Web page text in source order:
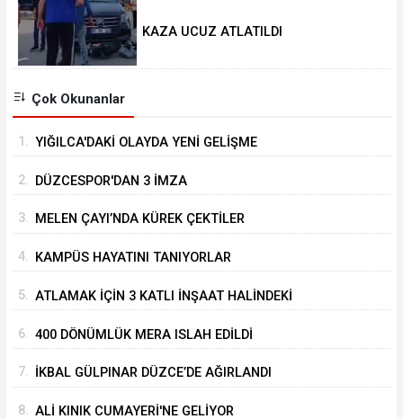
KAZA UCUZ ATLATILDI
Çok Okunanlar
1. YIĞILCA'DAKİ OLAYDA YENİ GELİŞME
2. DÜZCESPOR'DAN 3 İMZA
3. MELEN ÇAYI’NDA KÜREK ÇEKTİLER
4. KAMPÜS HAYATINI TANIYORLAR
5. ATLAMAK İÇİN 3 KATLI İNŞAAT HALİNDEKİ
6. 400 DÖNÜMLÜK MERA ISLAH EDİLDİ
7. İKBAL GÜLPINAR DÜZCE’DE AĞIRLANDI
8. ALİ KINIK CUMAYERİ'NE GELİYOR